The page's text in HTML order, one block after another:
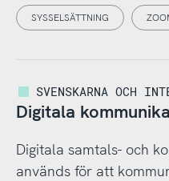
SYSSELSÄTTNING
SVENSKARNA OCH
Digitala
Digitala samtals- och
används för att